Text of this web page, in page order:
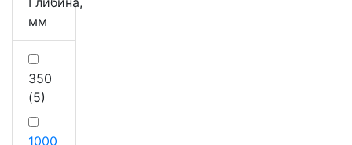
мм
350
(5)
1000